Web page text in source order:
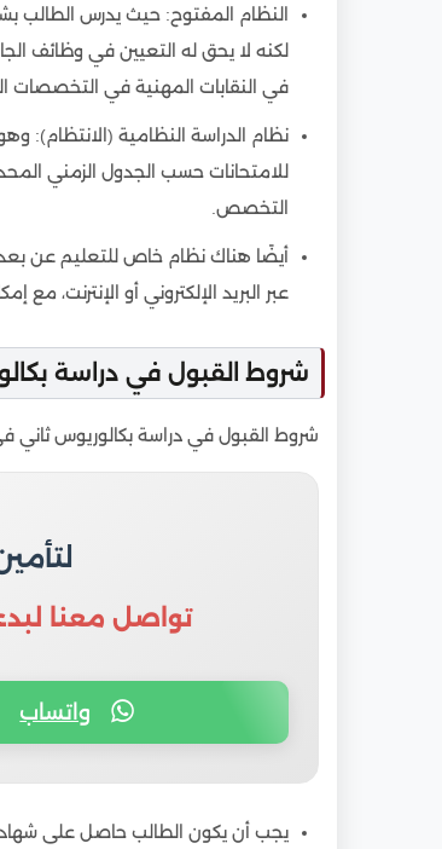
الاعتراف المحلي والدولي
النظام المفتوح: حيث يدرس الطالب
لكنه لا يحق له التعيين في وظائف
في النقابات المهنية في التخصصات
نظام الدراسة النظامية (الانتظام):
التخصص.
أيضًا هناك نظام خاص للتعليم عن
عبر البريد الإلكتروني أو الإنترنت،
شروط القبول في دراسة
شروط القبول في دراسة بكالوريوس
تواصل معنا
واتساب
يجب أن يكون الطالب حاصل على